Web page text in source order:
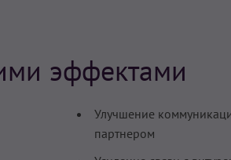
эффектами
Улучшение
партнером